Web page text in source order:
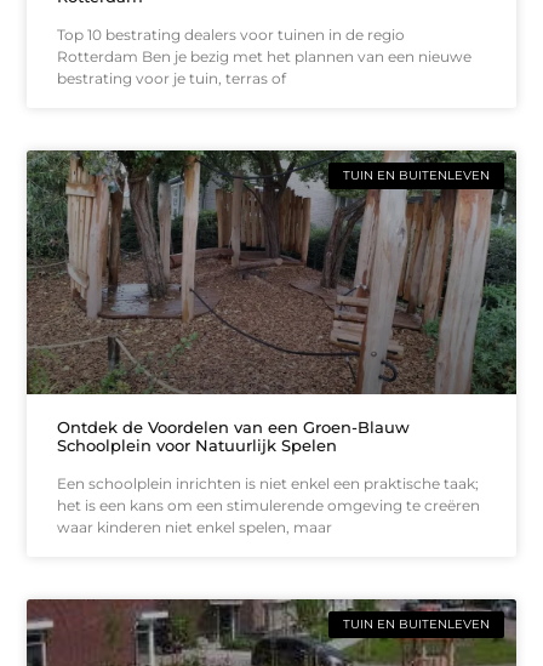
Top 10 bestrating dealers voor tuinen in de regio
Rotterdam Ben je bezig met het plannen van een nieuwe
bestrating voor je tuin, terras of
TUIN EN BUITENLEVEN
Ontdek de Voordelen van een Groen-Blauw
Schoolplein voor Natuurlijk Spelen
Een schoolplein inrichten is niet enkel een praktische taak;
het is een kans om een stimulerende omgeving te creëren
waar kinderen niet enkel spelen, maar
TUIN EN BUITENLEVEN